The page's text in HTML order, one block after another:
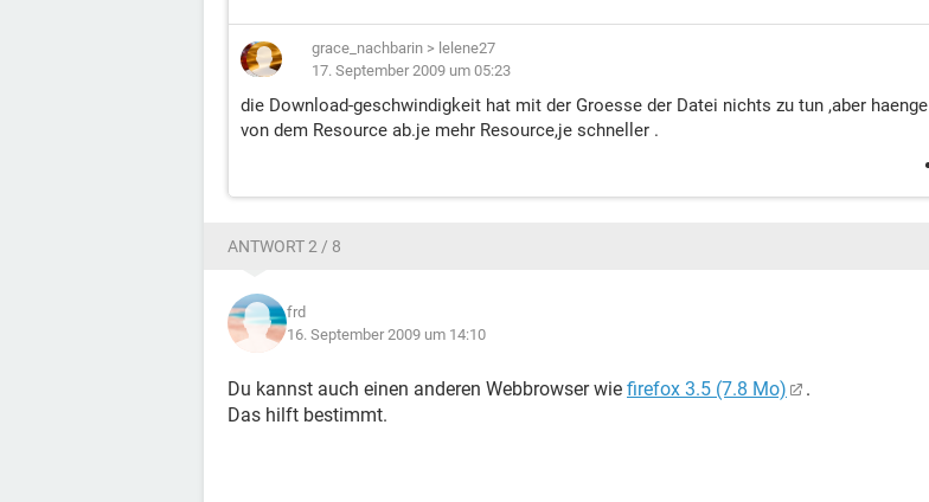
grace_nachbarin > lelene27
17. September 2009 um 05:23
die Download-geschwindigkeit hat mit der Groesse der Datei nichts zu tun ,aber haenge
von dem Resource ab.je mehr Resource,je schneller .
ANTWORT 2 / 8
frd
16. September 2009 um 14:10
Du kannst auch einen anderen Webbrowser wie firefox 3.5 (7.8 Mo)
.
Das hilft bestimmt.